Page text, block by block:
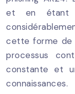
et en étant
cette forme de
processus
constante et
connaissances.